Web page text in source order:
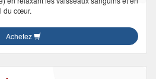
du cœur.
Achetez